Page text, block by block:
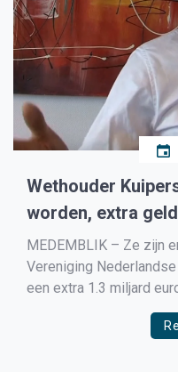
Wethouder
worden, extra
tekorten op de
MEDEMBLIK – Ze zijn
Vereniging
een extra 1.3 miljard
Nederland om de
deze 1.3 miljard komt